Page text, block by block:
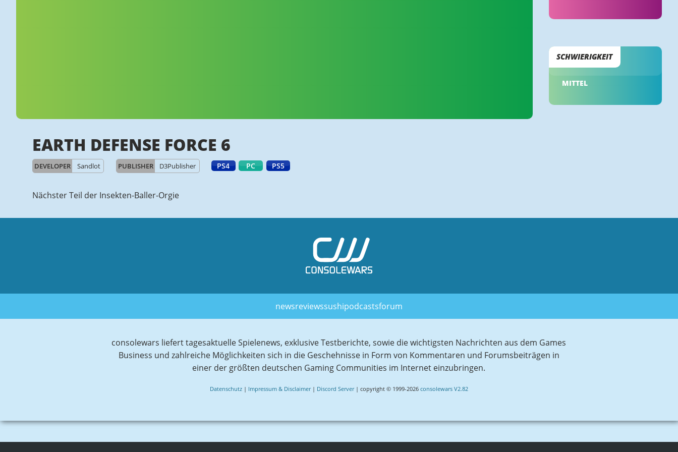
SCHWIERIGKEIT
MITTEL
EARTH DEFENSE FORCE 6
DEVELOPER Sandlot PUBLISHER D3Publisher PS4 PC PS5
Nächster Teil der Insekten-Baller-Orgie
newsreviewssushipodcastsforum
consolewars liefert tagesaktuelle Spielenews, exklusive Testberichte, sowie die wichtigsten Nachrichten aus dem Games
Business und zahlreiche Möglichkeiten sich in die Geschehnisse in Form von Kommentaren und Forumsbeiträgen in
einer der größten deutschen Gaming Communities im Internet einzubringen.
Datenschutz| Impressum & Disclaimer| Discord Server| copyright © 1999-2026 consolewars V2.82